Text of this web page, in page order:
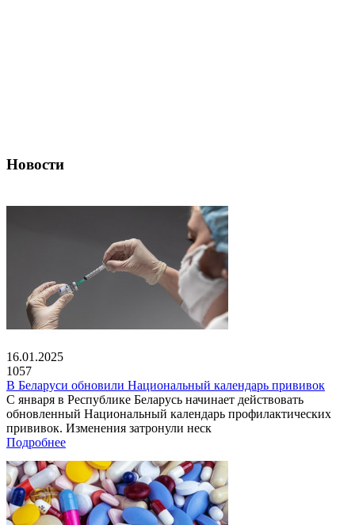
Новости
16.01.2025
1057
В Беларуси обновили Национальный календарь прививок
С января в Республике Беларусь начинает действовать
обновленный Национальный календарь профилактических
прививок. Изменения затронули неск
Подробнее